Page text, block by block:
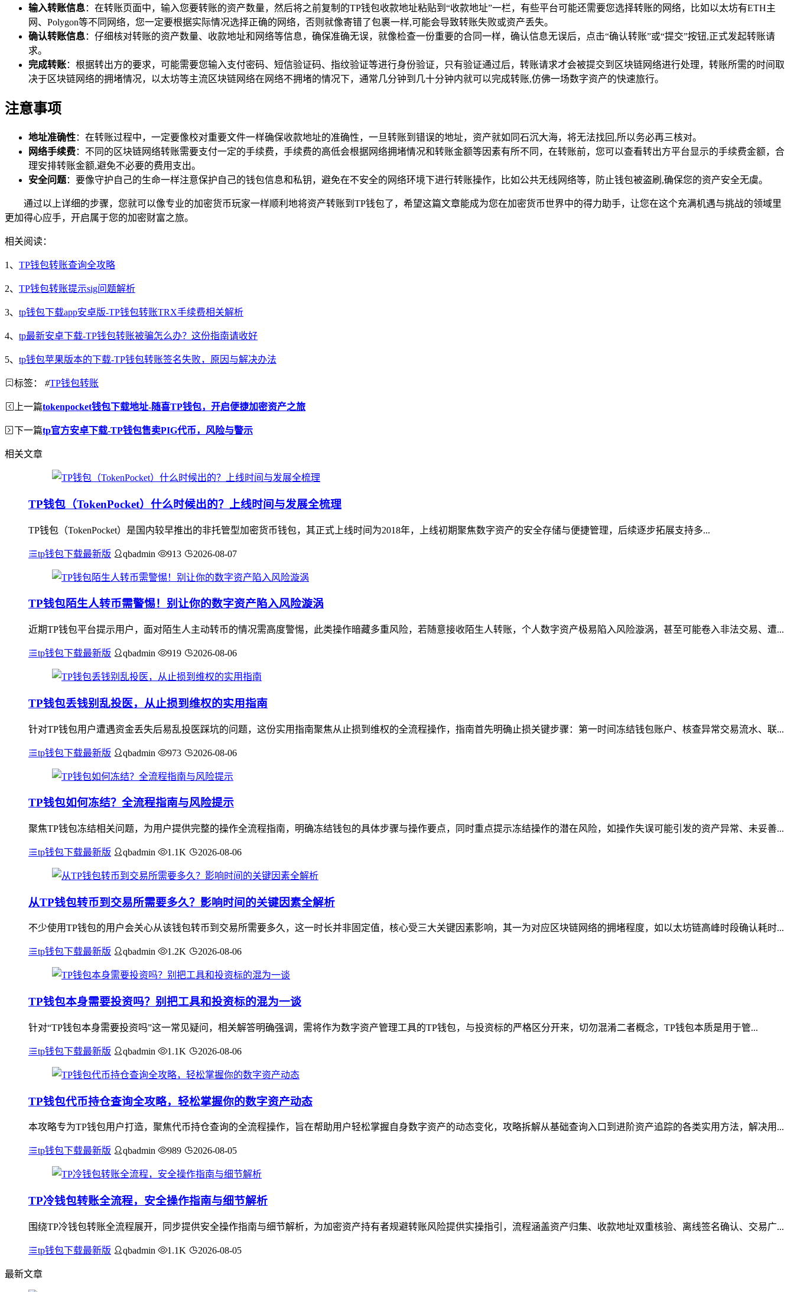
输入转账信息：在转账页面中，输入您要转账的资产数量，然后将之前复制的TP钱包收款地址粘贴到“收款地址”一栏，有些平台可能还需要您选择转账的网络，比如以太坊有ETH主
网、Polygon等不同网络，您一定要根据实际情况选择正确的网络，否则就像寄错了包裹一样,可能会导致转账失败或资产丢失。
确认转账信息：仔细核对转账的资产数量、收款地址和网络等信息，确保准确无误，就像检查一份重要的合同一样，确认信息无误后，点击“确认转账”或“提交”按钮,正式发起转账请
求。
完成转账：根据转出方的要求，可能需要您输入支付密码、短信验证码、指纹验证等进行身份验证，只有验证通过后，转账请求才会被提交到区块链网络进行处理，转账所需的时间取
决于区块链网络的拥堵情况，以太坊等主流区块链网络在网络不拥堵的情况下，通常几分钟到几十分钟内就可以完成转账,仿佛一场数字资产的快速旅行。
注意事项
地址准确性：在转账过程中，一定要像校对重要文件一样确保收款地址的准确性，一旦转账到错误的地址，资产就如同石沉大海，将无法找回,所以务必再三核对。
网络手续费：不同的区块链网络转账需要支付一定的手续费，手续费的高低会根据网络拥堵情况和转账金额等因素有所不同，在转账前，您可以查看转出方平台显示的手续费金额，合
理安排转账金额,避免不必要的费用支出。
安全问题：要像守护自己的生命一样注意保护自己的钱包信息和私钥，避免在不安全的网络环境下进行转账操作，比如公共无线网络等，防止钱包被盗刷,确保您的资产安全无虞。
通过以上详细的步骤，您就可以像专业的加密货币玩家一样顺利地将资产转账到TP钱包了，希望这篇文章能成为您在加密货币世界中的得力助手，让您在这个充满机遇与挑战的领域里
更加得心应手，开启属于您的加密财富之旅。
相关阅读：
1、 TP钱包转账查询全攻略
2、 TP钱包转账提示sig问题解析
3、 tp钱包下载app安卓版-TP钱包转账TRX手续费相关解析
4、 tp最新安卓下载-TP钱包转账被骗怎么办？这份指南请收好
5、 tp钱包苹果版本的下载-TP钱包转账签名失败，原因与解决办法
标签： #TP钱包转账
上一篇tokenpocket钱包下载地址-随喜TP钱包，开启便捷加密资产之旅
下一篇tp官方安卓下载-TP钱包售卖PIG代币，风险与警示
相关文章
TP钱包（TokenPocket）什么时候出的？上线时间与发展全梳理
TP钱包（TokenPocket）是国内较早推出的非托管型加密货币钱包，其正式上线时间为2018年，上线初期聚焦数字资产的安全存储与便捷管理，后续逐步拓展支持多...
tp钱包下载最新版 qbadmin 913 2026-08-07
TP钱包陌生人转币需警惕！别让你的数字资产陷入风险漩涡
近期TP钱包平台提示用户，面对陌生人主动转币的情况需高度警惕，此类操作暗藏多重风险，若随意接收陌生人转账，个人数字资产极易陷入风险漩涡，甚至可能卷入非法交易、遭...
tp钱包下载最新版 qbadmin 919 2026-08-06
TP钱包丢钱别乱投医，从止损到维权的实用指南
针对TP钱包用户遭遇资金丢失后易乱投医踩坑的问题，这份实用指南聚焦从止损到维权的全流程操作，指南首先明确止损关键步骤：第一时间冻结钱包账户、核查异常交易流水、联...
tp钱包下载最新版 qbadmin 973 2026-08-06
TP钱包如何冻结？全流程指南与风险提示
聚焦TP钱包冻结相关问题，为用户提供完整的操作全流程指南，明确冻结钱包的具体步骤与操作要点，同时重点提示冻结操作的潜在风险，如操作失误可能引发的资产异常、未妥善...
tp钱包下载最新版 qbadmin 1.1K 2026-08-06
从TP钱包转币到交易所需要多久？影响时间的关键因素全解析
不少使用TP钱包的用户会关心从该钱包转币到交易所需要多久，这一时长并非固定值，核心受三大关键因素影响，其一为对应区块链网络的拥堵程度，如以太坊链高峰时段确认耗时...
tp钱包下载最新版 qbadmin 1.2K 2026-08-06
TP钱包本身需要投资吗？别把工具和投资标的混为一谈
针对“TP钱包本身需要投资吗”这一常见疑问，相关解答明确强调，需将作为数字资产管理工具的TP钱包，与投资标的严格区分开来，切勿混淆二者概念，TP钱包本质是用于管...
tp钱包下载最新版 qbadmin 1.1K 2026-08-06
TP钱包代币持仓查询全攻略，轻松掌握你的数字资产动态
本攻略专为TP钱包用户打造，聚焦代币持仓查询的全流程操作，旨在帮助用户轻松掌握自身数字资产的动态变化，攻略拆解从基础查询入口到进阶资产追踪的各类实用方法，解决用...
tp钱包下载最新版 qbadmin 989 2026-08-05
TP冷钱包转账全流程，安全操作指南与细节解析
围绕TP冷钱包转账全流程展开，同步提供安全操作指南与细节解析，为加密资产持有者规避转账风险提供实操指引，流程涵盖资产归集、收款地址双重核验、离线签名确认、交易广...
tp钱包下载最新版 qbadmin 1.1K 2026-08-05
最新文章